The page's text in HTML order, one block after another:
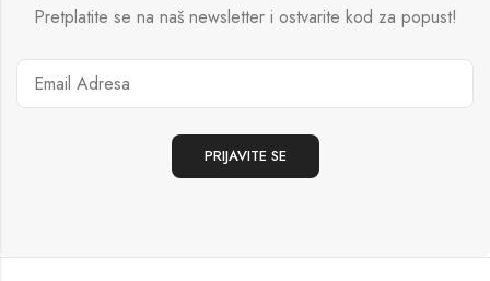
Pretplatite se na naš newsletter i ostvarite kod za popust!